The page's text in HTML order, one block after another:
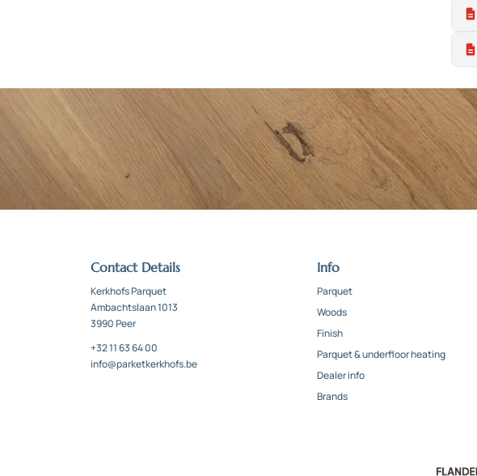
Contact Details
Kerkhofs Parquet
Ambachtslaan 1013
3990 Peer
+32 11 63 64 00
info@parketkerkhofs.be
Info
Parquet
Woods
Finish
Parquet & underfloor heating
Dealer info
Brands